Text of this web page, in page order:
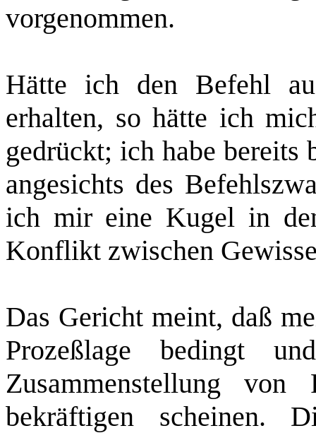
vorgenommen.
Hätte ich den Befehl
erhalten, so hätte ich
gedrückt; ich habe bereits
angesichts des
ich mir eine Kugel in
Konflikt zwischen
Das Gericht meint, daß
Prozeßlage bedingt
Zusammenstellung
bekräftigen scheinen.